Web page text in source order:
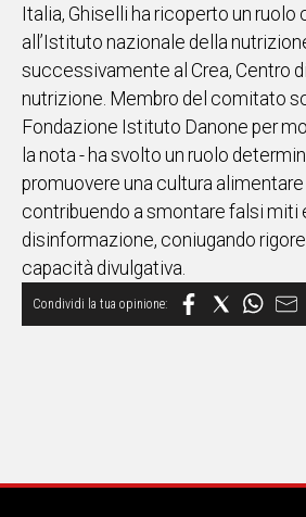
Italia, Ghiselli ha ricoperto un ruolo
all’Istituto nazionale della
successivamente al Crea, Centro
nutrizione. Membro del comitato
Fondazione Istituto Danone per
la nota - ha svolto un ruolo
promuovere una cultura
contribuendo a smontare falsi miti
disinformazione, coniugando
capacità divulgativa.